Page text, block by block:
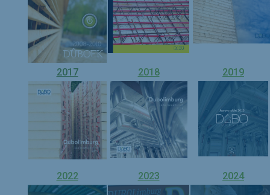
2017 2018 2019
2022 2023 2024